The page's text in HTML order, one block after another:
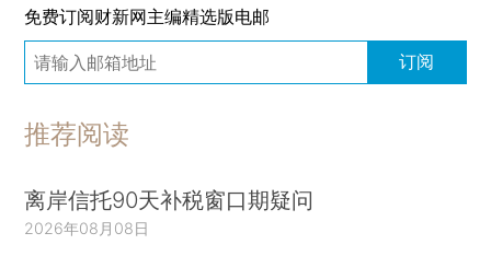
免费订阅财新网主编精选版电邮
订阅
推荐阅读
离岸信托90天补税窗口期疑问
2026年08月08日